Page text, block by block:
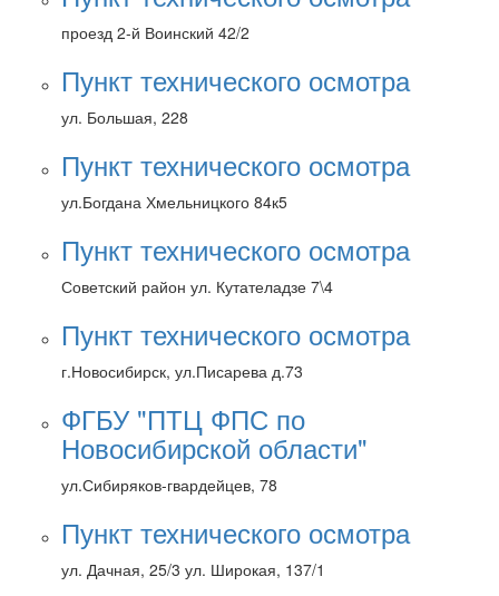
проезд 2-й Воинский 42/2
Пункт технического осмотра
ул. Большая, 228
Пункт технического осмотра
ул.Богдана Хмельницкого 84к5
Пункт технического осмотра
Советский район ул. Кутателадзе 7\4
Пункт технического осмотра
г.Новосибирск, ул.Писарева д.73
ФГБУ "ПТЦ ФПС по
Новосибирской области"
ул.Сибиряков-гвардейцев, 78
Пункт технического осмотра
ул. Дачная, 25/3 ул. Широкая, 137/1